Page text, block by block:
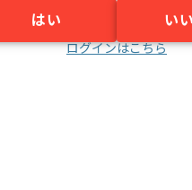
はい い
ログインはこちら